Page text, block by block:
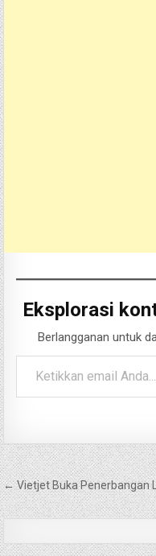
Eksplorasi
Berlangganan untuk
Ketikkan email Anda...
Navigasi
pos
← Vietjet Buka Penerbangan